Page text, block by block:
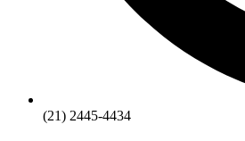
(21) 2445-4434